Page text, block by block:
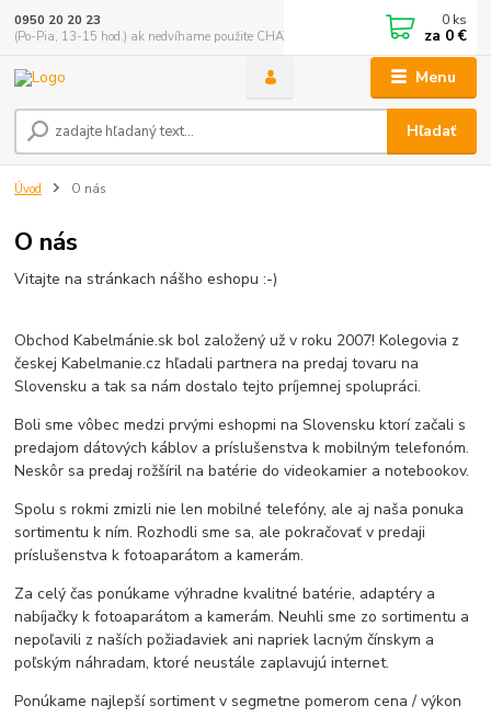
Menu
Hľadať
0950 20 20 23
(Po-Pia, 13-15 hod.) ak nedvíhame použite CHATBOX
0 ks
za 0 €
Úvod O nás
O nás
Vitajte na stránkach nášho eshopu :-)
Obchod Kabelmánie.sk bol založený už v roku 2007! Kolegovia z
českej Kabelmanie.cz hľadali partnera na predaj tovaru na
Slovensku a tak sa nám dostalo tejto príjemnej spolupráci.
Boli sme vôbec medzi prvými eshopmi na Slovensku ktorí začali s
predajom dátových káblov a príslušenstva k mobilným telefonóm.
Neskôr sa predaj rožšíril na batérie do videokamier a notebookov.
Spolu s rokmi zmizli nie len mobilné telefóny, ale aj naša ponuka
sortimentu k ním. Rozhodli sme sa, ale pokračovať v predaji
príslušenstva k fotoaparátom a kamerám.
Za celý čas ponúkame výhradne kvalitné batérie, adaptéry a
nabíjačky k fotoaparátom a kamerám. Neuhli sme zo sortimentu a
nepoľavili z naších požiadaviek ani napriek lacným čínskym a
poľským náhradam, ktoré neustále zaplavujú internet.
Ponúkame najlepší sortiment v segmetne pomerom cena / výkon